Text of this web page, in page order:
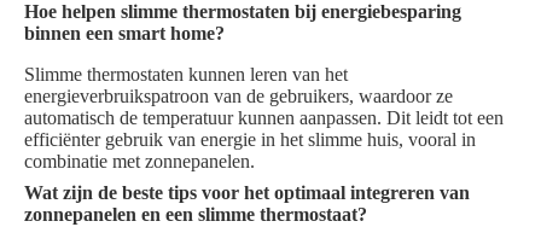
Hoe helpen slimme thermostaten bij energiebesparing
binnen een smart home?
Slimme thermostaten kunnen leren van het
energieverbruikspatroon van de gebruikers, waardoor ze
automatisch de temperatuur kunnen aanpassen. Dit leidt tot een
efficiënter gebruik van energie in het slimme huis, vooral in
combinatie met zonnepanelen.
Wat zijn de beste tips voor het optimaal integreren van
zonnepanelen en een slimme thermostaat?